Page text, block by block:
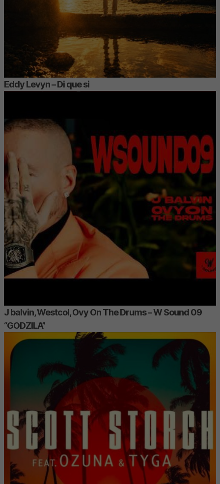
Eddy Levyn – Di que si
J balvin, Westcol, Ovy On The Drums – W Sound 09
“GODZILA”